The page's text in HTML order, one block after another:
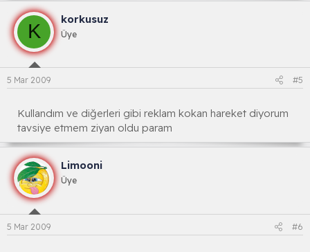
K
korkusuz
Üye
5 Mar 2009 #5
Kullandım ve diğerleri gibi reklam kokan hareket diyorum
tavsiye etmem ziyan oldu param
Limooni
Üye
5 Mar 2009 #6